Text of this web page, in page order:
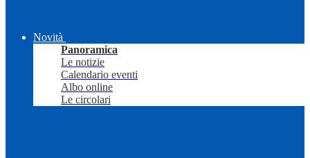
Novità
Panoramica
Le notizie
Calendario eventi
Albo online
Le circolari